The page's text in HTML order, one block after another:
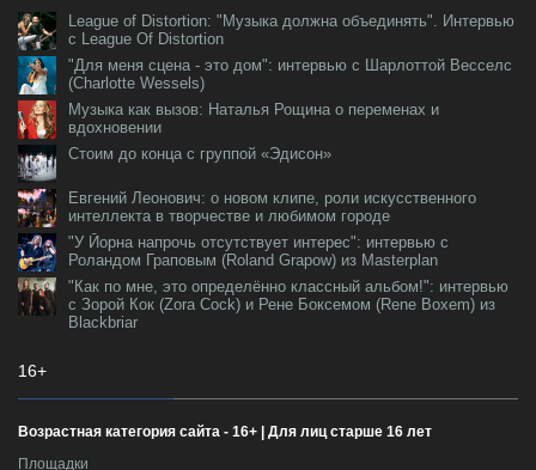
League of Distortion: "Музыка должна объединять". Интервью
с League Of Distortion
"Для меня сцена - это дом": интервью с Шарлоттой Весселс
(Charlotte Wessels)
Музыка как вызов: Наталья Рощина о переменах и
вдохновении
Стоим до конца с группой «Эдисон»
Евгений Леонович: о новом клипе, роли искусственного
интеллекта в творчестве и любимом городе
"У Йорна напрочь отсутствует интерес": интервью с
Роландом Граповым (Roland Grapow) из Masterplan
"Как по мне, это определённо классный альбом!": интервью
с Зорой Кок (Zora Cock) и Рене Боксемом (Rene Boxem) из
Blackbriar
16+
Возрастная категория сайта - 16+ | Для лиц старше 16 лет
Площадки